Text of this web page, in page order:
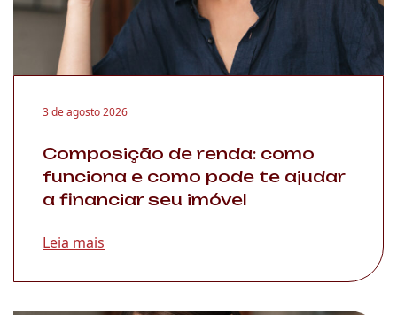
3 de agosto 2026
Composição de renda: como
funciona e como pode te ajudar
a financiar seu imóvel
Leia mais